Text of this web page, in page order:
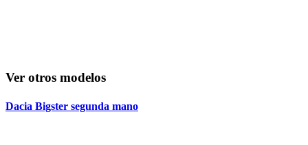
Ver otros modelos
Dacia Bigster segunda mano